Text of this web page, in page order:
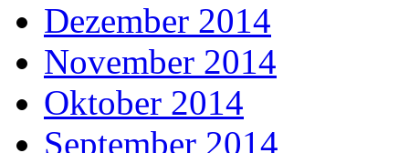
Dezember 2014
November 2014
Oktober 2014
September 2014